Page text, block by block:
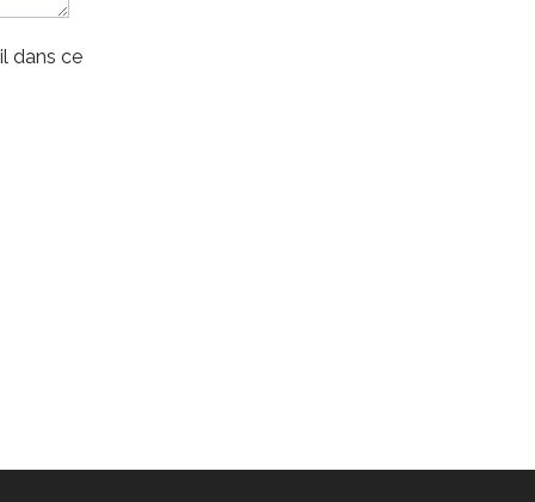
dans ce